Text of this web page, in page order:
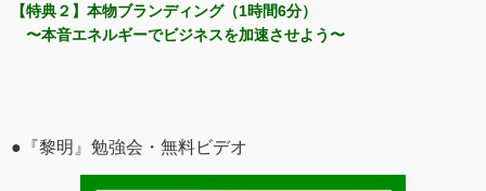
【特典２】本物ブランディング（1時間6分）
〜本音エネルギーでビジネスを加速させよう〜
●『黎明』勉強会・無料ビデオ